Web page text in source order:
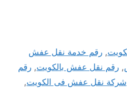
,رقم خدمة نقل عفش
, رقم نقل عفش بالكويت, رقم
شركة نقل عفش فى الكويت,